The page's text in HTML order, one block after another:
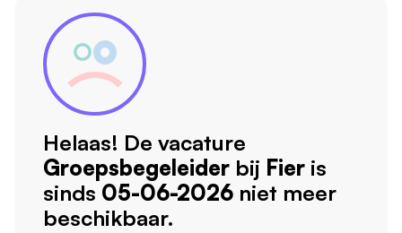
Helaas! De vacature
Groepsbegeleider bij Fier is
sinds 05-06-2026 niet meer
beschikbaar.